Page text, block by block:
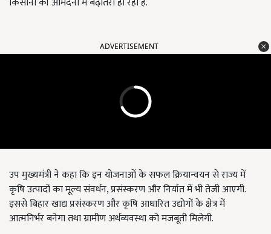
ADVERTISEMENT
उप मुख्यमंत्री ने कहा कि इन योजनाओं के सफल क्रियान्वयन से राज्य में
कृषि उत्पादों का मूल्य संवर्धन, प्रसंस्करण और निर्यात में भी तेजी आएगी.
इससे बिहार खाद्य प्रसंस्करण और कृषि आधारित उद्योगों के क्षेत्र में
आत्मनिर्भर बनेगा तथा ग्रामीण अर्थव्यवस्था को मजबूती मिलेगी.